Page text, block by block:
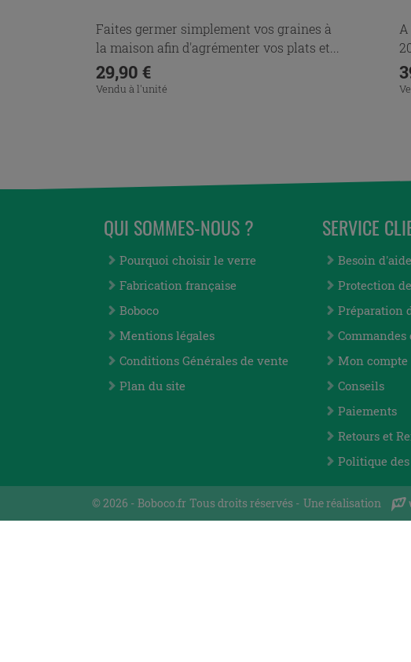
Faites germer simplement vos graines à
la maison afin d'agrémenter vos plats et...
Prix
29,90 €
Vendu à l'unité
QUI SOMMES-NOUS ?
Pourquoi choisir le verre
Fabrication française
Boboco
Mentions légales
Conditions Générales de vente
Plan du site
SERVICE
Besoin d'aide
Protection
Préparation
Mon compte
Conseils
Paiements
Retours et
Politique des
© 2026 - Boboco.fr Tous droits réservés - Une réalisation